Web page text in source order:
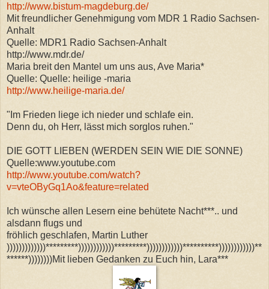
http://www.bistum-magdeburg.de/
Mit freundlicher Genehmigung vom MDR 1 Radio Sachsen-
Anhalt
Quelle: MDR1 Radio Sachsen-Anhalt
http://www.mdr.de/
Maria breit den Mantel um uns aus, Ave Maria*
Quelle: Quelle: heilige -maria
http://www.heilige-maria.de/
"Im Frieden liege ich nieder und schlafe ein.
Denn du, oh Herr, lässt mich sorglos ruhen."
DIE GOTT LIEBEN (WERDEN SEIN WIE DIE SONNE)
Quelle:www.youtube.com
http://www.youtube.com/watch?
v=vteOByGq1Ao&feature=related
Ich wünsche allen Lesern eine behütete Nacht***.. und
alsdann flugs und
fröhlich geschlafen, Martin Luther
)))))))))))))*********))))))))))))*********))))))))))))**********))))))))))))**
******))))))))Mit lieben Gedanken zu Euch hin, Lara***